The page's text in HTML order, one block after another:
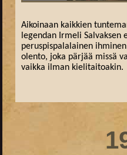
Aikoinaan kaikkien
legendan Irmeli Salvaksen
peruspispalalainen
olento, joka pärjää missä
vaikka ilman kielitaitoakin.